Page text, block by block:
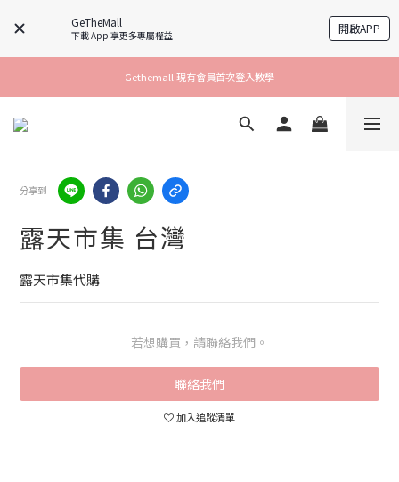
GeTheMall
下載 App 享更多專屬權益 開啟APP
Gethemall 現有會員首次登入教學
分享到
露天市集 台灣
露天市集代購
若想購買，請聯絡我們。
聯絡我們
加入追蹤清單